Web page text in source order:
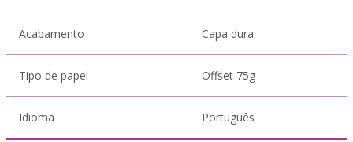
Acabamento Capa dura
Tipo de papel Offset 75g
Idioma Português